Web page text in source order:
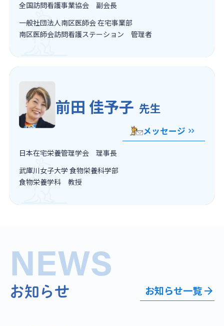
全国訪問看護事業協会 副会長
一般社団法人南区医師会 在宅事業部
南区医師会訪問看護ステーション 管理者
前田 佳予子 先生
メッセージ
日本在宅栄養管理学会 理事長
武庫川女子大学 食物栄養科学部
食物栄養学科 教授
NEWS
お知らせ お知らせ一覧